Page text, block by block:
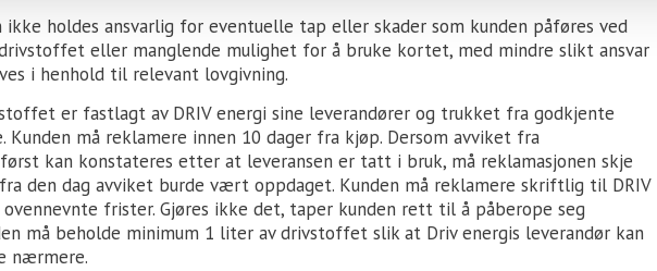
ikke holdes ansvarlig for eventuelle tap eller skader som kunden påføres ved
eller manglende mulighet for å bruke kortet, med mindre slikt ansvar
i henhold til relevant lovgivning.
er fastlagt av DRIV energi sine leverandører og trukket fra godkjente
Kunden må reklamere innen 10 dager fra kjøp. Dersom avviket fra
kan konstateres etter at leveransen er tatt i bruk, må reklamasjonen skje
den dag avviket burde vært oppdaget. Kunden må reklamere skriftlig til DRIV
frister. Gjøres ikke det, taper kunden rett til å påberope seg
må beholde minimum 1 liter av drivstoffet slik at Driv energis leverandør kan
nærmere.